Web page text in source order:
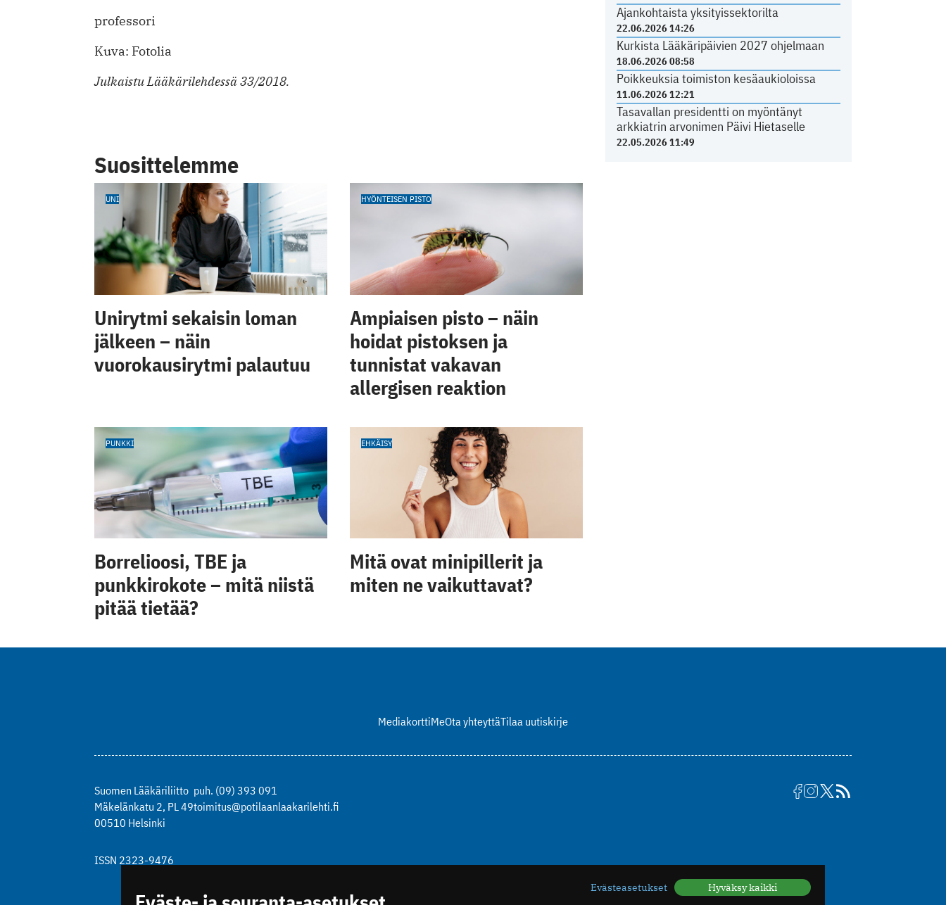
Ajankohtaista yksityissektorilta
22.06.2026 14:26
Kurkista Lääkäripäivien 2027 ohjelmaan
18.06.2026 08:58
Poikkeuksia toimiston kesäaukioloissa
11.06.2026 12:21
Tasavallan presidentti on myöntänyt
arkkiatrin arvonimen Päivi Hietaselle
22.05.2026 11:49
professori
Kuva: Fotolia
Julkaistu Lääkärilehdessä 33/2018.
Suosittelemme
UNI
Unirytmi sekaisin loman
jälkeen – näin
vuorokausirytmi palautuu
HYÖNTEISEN PISTO
Ampiaisen pisto – näin
hoidat pistoksen ja
tunnistat vakavan
allergisen reaktion
PUNKKI
Borrelioosi, TBE ja
punkkirokote – mitä niistä
pitää tietää?
EHKÄISY
Mitä ovat minipillerit ja
miten ne vaikuttavat?
MediakorttiMeOta yhteyttäTilaa uutiskirje
Suomen Lääkäriliitto
Mäkelänkatu 2, PL 49
00510 Helsinki
puh. (09) 393 091
toimitus@potilaanlaakarilehti.fi
ISSN 2323-9476
Evästeasetukset Hyväksy kaikki